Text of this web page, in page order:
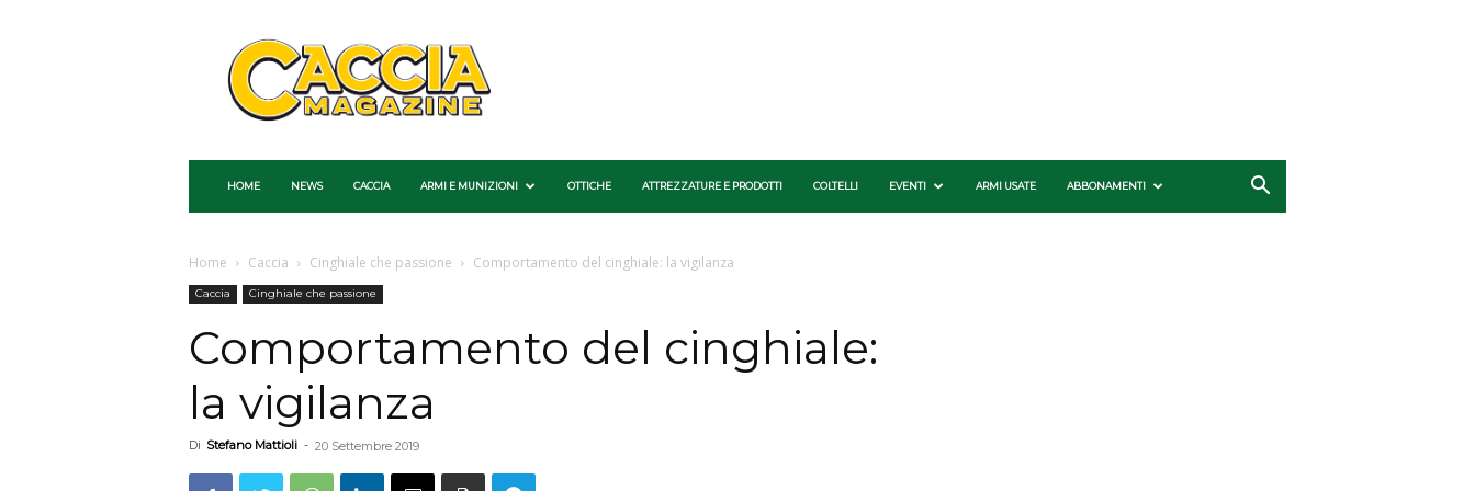
Caccia
Magazine
HOME NEWS CACCIA ARMI E MUNIZIONI OTTICHE ATTREZZATURE E PRODOTTI COLTELLI EVENTI ARMI USATE ABBONAMENTI
Home Caccia Cinghiale che passione Comportamento del cinghiale: la vigilanza
Caccia Cinghiale che passione
Comportamento del cinghiale:
la vigilanza
Di Stefano Mattioli - 20 Settembre 2019